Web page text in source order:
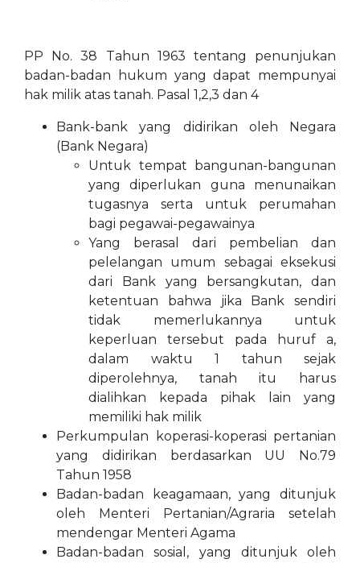
PP No. 38 Tahun 1963 tentang penunjukan
badan-badan hukum yang dapat mempunyai
hak milik atas tanah. Pasal 1,2,3 dan 4
Bank-bank yang didirikan oleh Negara
(Bank Negara)
Untuk tempat bangunan-bangunan
yang diperlukan guna menunaikan
tugasnya serta untuk perumahan
bagi pegawai-pegawainya
Yang berasal dari pembelian dan
pelelangan umum sebagai eksekusi
dari Bank yang bersangkutan, dan
ketentuan bahwa jika Bank sendiri
tidak memerlukannya untuk
keperluan tersebut pada huruf a,
dalam waktu 1 tahun sejak
diperolehnya, tanah itu harus
dialihkan kepada pihak lain yang
memiliki hak milik
Perkumpulan koperasi-koperasi pertanian
yang didirikan berdasarkan UU No.79
Tahun 1958
Badan-badan keagamaan, yang ditunjuk
oleh Menteri Pertanian/Agraria setelah
mendengar Menteri Agama
Badan-badan sosial, yang ditunjuk oleh